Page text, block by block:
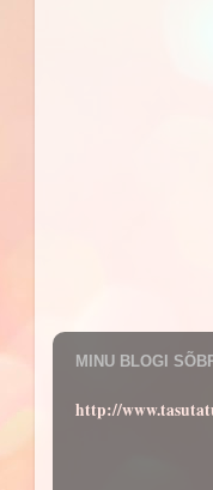
MINU BLOGI
http://